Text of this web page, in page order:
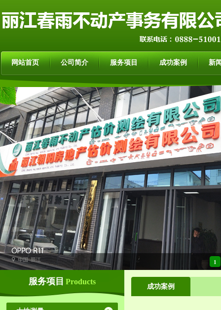
网站首页 公司简介 服务项目 成功案例 新
1
服务项目 Products
成功案例